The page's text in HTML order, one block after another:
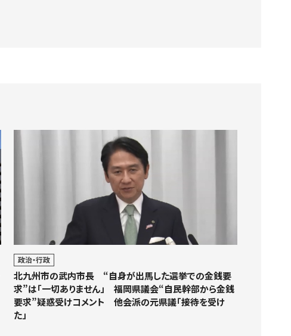
政治・行政
北九州市の武内市長 “自身が出馬した選挙での金銭要
求”は「一切ありません」 福岡県議会“自民幹部から金銭
要求”疑惑受けコメント 他会派の元県議「接待を受け
た」